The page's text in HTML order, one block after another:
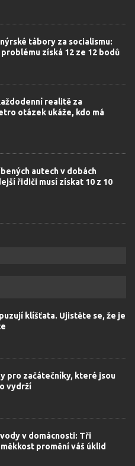
tábory za socialismu:
získá 12 ze 12 bodů
realitě za
otázek ukáže, kdo má
autech v dobách
řidiči musí získat 10 z 10
klíšťata. Ujistěte se, že je
pro začátečníky, které jsou
vydrží
v domácnosti: Tři
promění váš úklid